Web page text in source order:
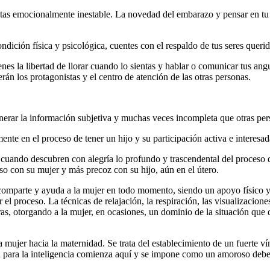
emocionalmente inestable. La novedad del embarazo y pensar en
física y psicológica, cuentes con el respaldo de tus seres
la libertad de llorar cuando lo sientas y hablar o comunicar tus
los protagonistas y el centro de atención de las otras personas.
la información subjetiva y muchas veces incompleta que otras
en el proceso de tener un hijo y su participación activa e
descubren con alegría lo profundo y trascendental del
con su mujer y más precoz con su hijo, aún en el útero.
y ayuda a la mujer en todo momento, siendo un apoyo físico
proceso. La técnicas de relajación, la respiración, las
otorgando a la mujer, en ocasiones, un dominio de la situación
hacia la maternidad. Se trata del establecimiento de un fuerte
la inteligencia comienza aquí y se impone como un amoroso